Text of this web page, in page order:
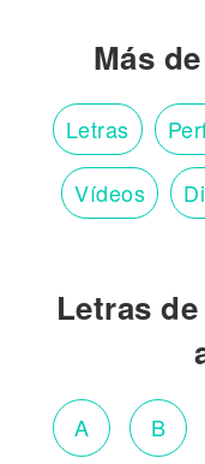
Más
Letras
Vídeos
Letras
A B